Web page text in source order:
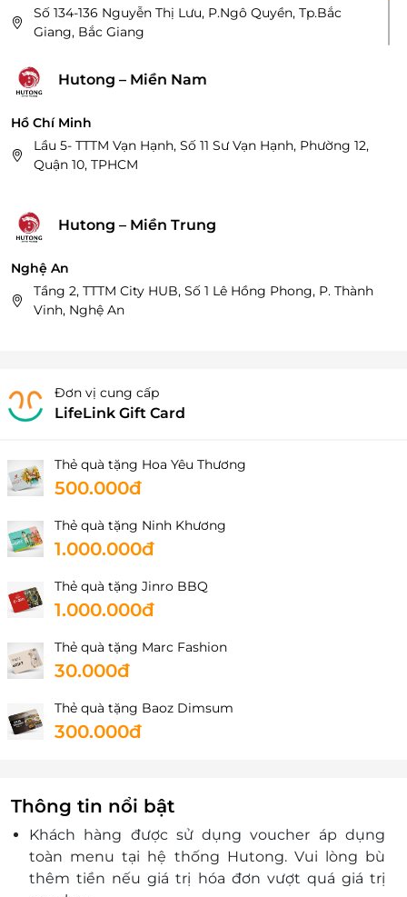
Số 134-136 Nguyễn Thị Lưu, P.Ngô Quyền, Tp.Bắc
Giang, Bắc Giang
TP.Vĩnh Yên, Vĩnh Phúc
Hutong – Miền Nam
Hồ Chí Minh
Lầu 5- TTTM Vạn Hạnh, Số 11 Sư Vạn Hạnh, Phường 12,
Quận 10, TPHCM
Hutong – Miền Trung
Nghệ An
Tầng 2, TTTM City HUB, Số 1 Lê Hồng Phong, P. Thành
Vinh, Nghệ An
Đơn vị cung cấp
LifeLink Gift Card
Thẻ quà tặng Hoa Yêu Thương
500.000đ
Thẻ quà tặng Ninh Khương
1.000.000đ
Thẻ quà tặng Jinro BBQ
1.000.000đ
Thẻ quà tặng Marc Fashion
30.000đ
Thẻ quà tặng Baoz Dimsum
300.000đ
Thông tin nổi bật
Khách hàng được sử dụng voucher áp dụng
toàn menu tại hệ thống Hutong. Vui lòng bù
thêm tiền nếu giá trị hóa đơn vượt quá giá trị